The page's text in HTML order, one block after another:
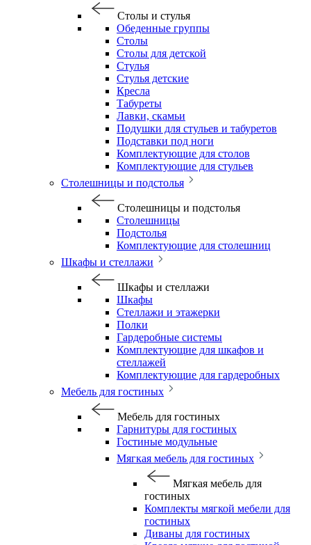
Столы и стулья
Обеденные группы
Столы
Столы для детской
Стулья
Стулья детские
Кресла
Табуреты
Лавки, скамьи
Подушки для стульев и табуретов
Подставки под ноги
Комплектующие для столов
Комплектующие для стульев
Столешницы и подстолья
Столешницы и подстолья
Столешницы
Подстолья
Комплектующие для столешниц
Шкафы и стеллажи
Шкафы и стеллажи
Шкафы
Стеллажи и этажерки
Полки
Гардеробные системы
Комплектующие для шкафов и
стеллажей
Комплектующие для гардеробных
Мебель для гостиных
Мебель для гостиных
Гарнитуры для гостиных
Гостиные модульные
Мягкая мебель для гостиных
Мягкая мебель для
гостиных
Комплекты мягкой мебели для
гостиных
Диваны для гостиных